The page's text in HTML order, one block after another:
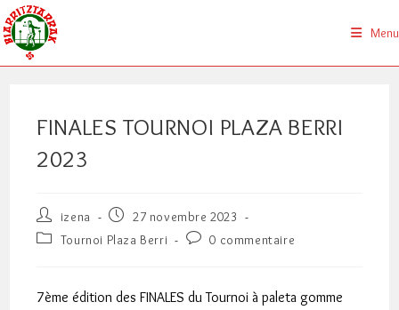
Skip
to
content
Menu
FINALES TOURNOI PLAZA BERRI
2023
Auteur/autrice
de
la
izena
Publication
publiée :
27 novembre 2023
PostTournoi Plaza Berri
Commentaires
publication :
0 commentaire
7ème édition des FINALES du Tournoi à paleta gomme